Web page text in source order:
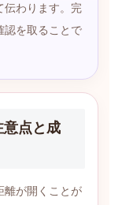
伝わります。完
認を取ることで
意点と成
離が開くことが